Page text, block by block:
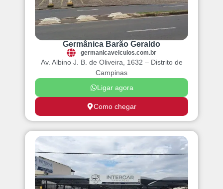
Germânica Barão Geraldo
germanicaveiculos.com.br
Como chegar
Ligar agora
Av. Albino J. B. de Oliveira, 1632 – Distrito de
Campinas